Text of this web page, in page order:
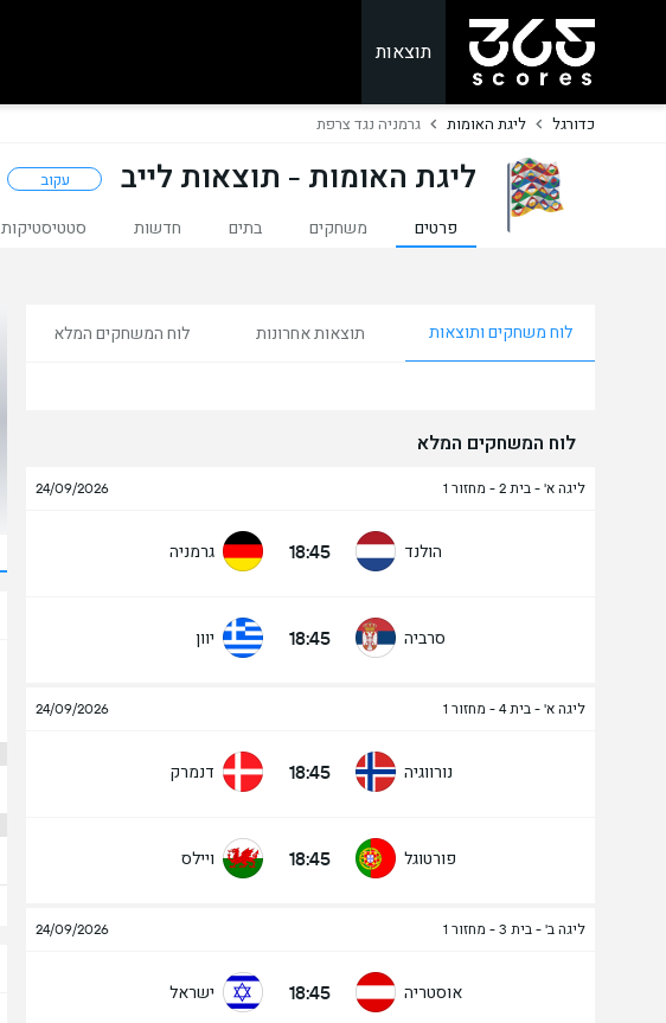
תוצאות
כדורגל ליגת האומות גרמניה נגד צרפת
ליגת האומות - תוצאות לייב עקוב
פרטים משחקים בתים חדשות סטטיסטיקות
לוח משחקים ותוצאות תוצאות אחרונות לוח המשחקים המלא
לוח המשחקים המלא
ליגה א' - בית 2 - מחזור 1 24/09/2026
הולנד 18:45 גרמניה
סרביה 18:45 יוון
ליגה א' - בית 4 - מחזור 1 24/09/2026
נורווגיה 18:45 דנמרק
פורטוגל 18:45 ויילס
ליגה ב' - בית 3 - מחזור 1 24/09/2026
אוסטריה 18:45 ישראל